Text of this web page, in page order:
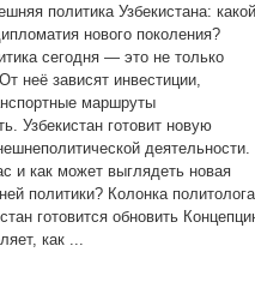
политика Узбекистана: какой
нового поколения?
сегодня — это не только
неё зависят инвестиции,
маршруты
Узбекистан готовит новую
деятельности.
и как может выглядеть новая
политики? Колонка политолога
готовится обновить
как ...